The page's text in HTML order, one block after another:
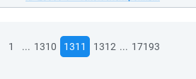
1 ... 1310 1311 1312 ... 17193